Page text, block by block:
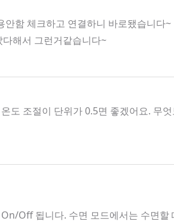
함 체크하고 연결하니 바로됐습니다~
해서 그런거같습니다~
도 조절이 단위가 0.5면 좋겠어요. 무
Off 됩니다. 수면 모드에서는 수면